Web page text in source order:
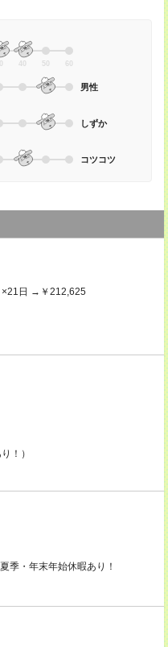
40 50 60
男性
しずか
コツコツ
日 →￥212,625
！）
・年末年始休暇あり！